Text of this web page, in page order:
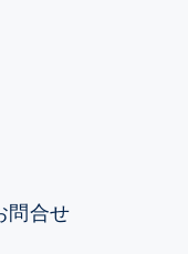
問合せ